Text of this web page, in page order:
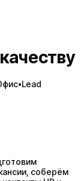
•Lead
соберём